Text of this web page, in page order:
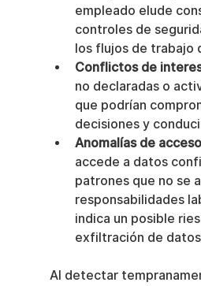
empleado elude
controles de
los flujos de trabajo
Conflictos de
no declaradas o
que podrían
decisiones y
Anomalías de
accede a datos
patrones que no se
responsabilidades
indica un posible
exfiltración de
Al detectar